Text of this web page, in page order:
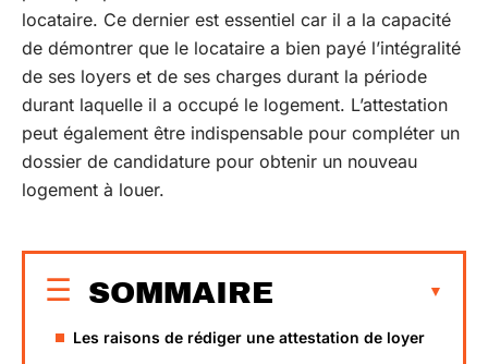
locataire. Ce dernier est essentiel car il a la capacité
de démontrer que le locataire a bien payé l’intégralité
de ses loyers et de ses charges durant la période
durant laquelle il a occupé le logement. L’attestation
peut également être indispensable pour compléter un
dossier de candidature pour obtenir un nouveau
logement à louer.
SOMMAIRE
Les raisons de rédiger une attestation de loyer